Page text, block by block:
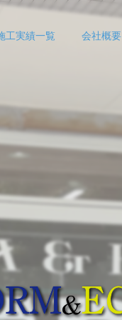
工実績一覧 会社概要